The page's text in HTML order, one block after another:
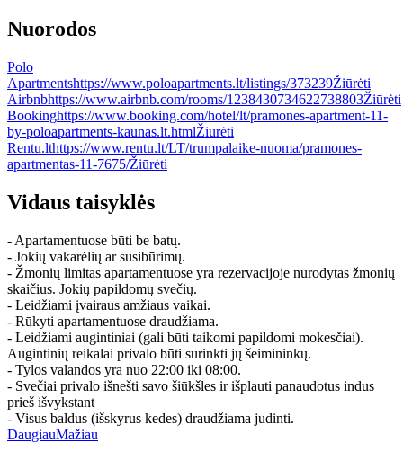
Nuorodos
Polo
Apartmentshttps://www.poloapartments.lt/listings/373239Žiūrėti
Airbnbhttps://www.airbnb.com/rooms/1238430734622738803Žiūrėti
Bookinghttps://www.booking.com/hotel/lt/pramones-apartment-11-
by-poloapartments-kaunas.lt.htmlŽiūrėti
Rentu.lthttps://www.rentu.lt/LT/trumpalaike-nuoma/pramones-
apartmentas-11-7675/Žiūrėti
Vidaus taisyklės
- Apartamentuose būti be batų.
- Jokių vakarėlių ar susibūrimų.
- Žmonių limitas apartamentuose yra rezervacijoje nurodytas žmonių
skaičius. Jokių papildomų svečių.
- Leidžiami įvairaus amžiaus vaikai.
- Rūkyti apartamentuose draudžiama.
- Leidžiami augintiniai (gali būti taikomi papildomi mokesčiai).
Augintinių reikalai privalo būti surinkti jų šeimininkų.
- Tylos valandos yra nuo 22:00 iki 08:00.
- Svečiai privalo išnešti savo šiūkšles ir išplauti panaudotus indus
prieš išvykstant
- Visus baldus (išskyrus kedes) draudžiama judinti.
DaugiauMažiau